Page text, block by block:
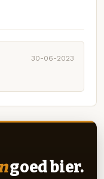
30-06-2023
goed bier.